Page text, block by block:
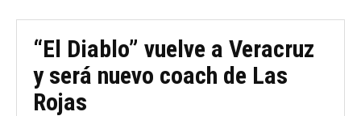
“El Diablo” vuelve a Veracruz
y será nuevo coach de Las
Rojas